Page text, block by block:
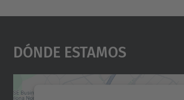
Dónde Estamos